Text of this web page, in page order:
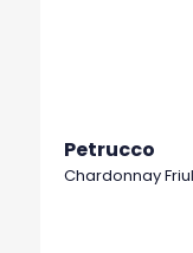
Petrucco
Chardonnay